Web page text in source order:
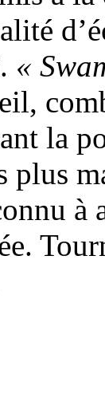
«
la
plus
à